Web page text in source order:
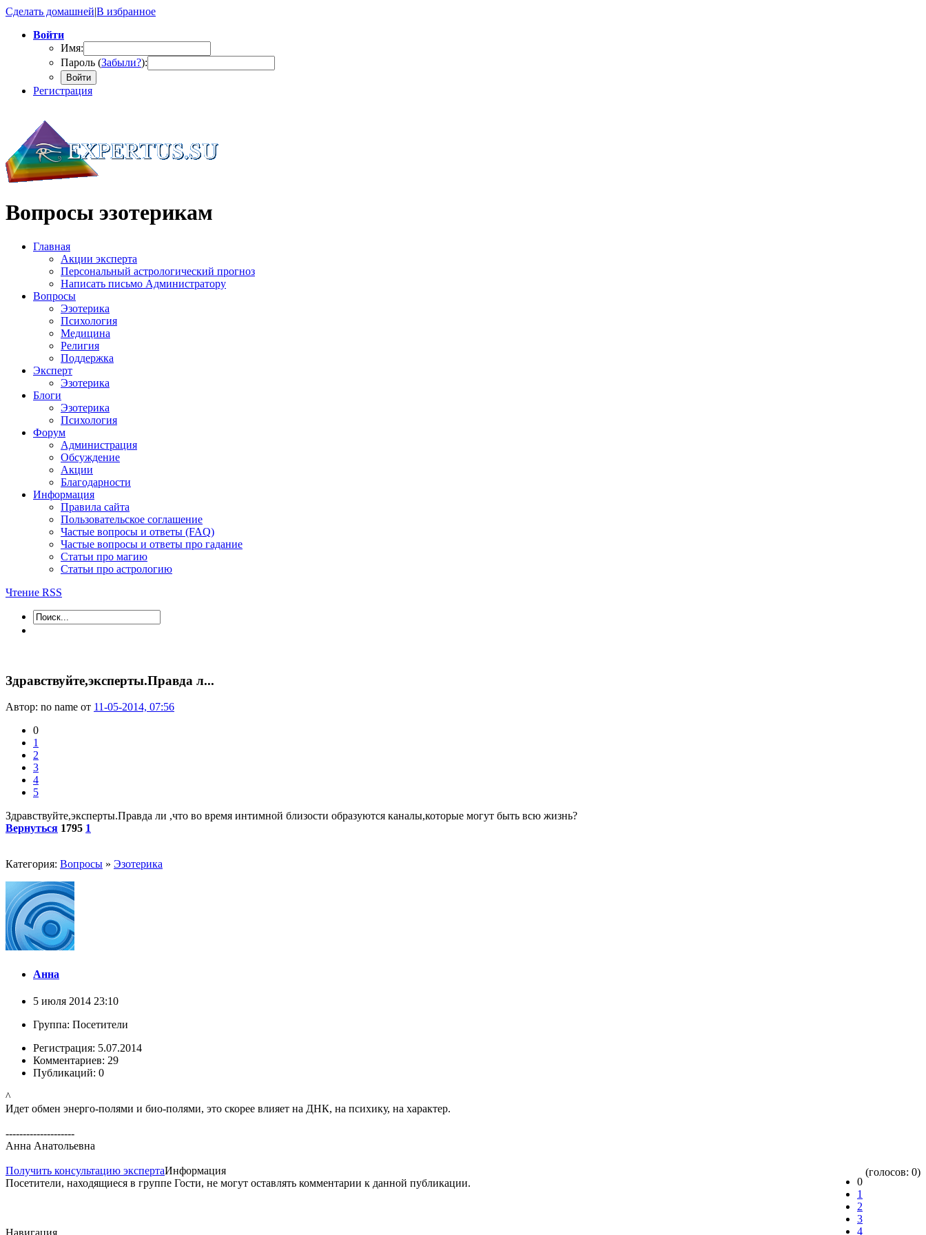
Сделать домашней|В избранное
Войти
Имя:
Пароль (Забыли?):
Войти
Регистрация
Вопросы эзотерикам
Главная
Акции эксперта
Персональный астрологический прогноз
Написать письмо Администратору
Вопросы
Эзотерика
Психология
Медицина
Религия
Поддержка
Эксперт
Эзотерика
Блоги
Эзотерика
Психология
Форум
Администрация
Обсуждение
Акции
Благодарности
Информация
Правила сайта
Пользовательское соглашение
Частые вопросы и ответы (FAQ)
Частые вопросы и ответы про гадание
Статьи про магию
Статьи про астрологию
Чтение RSS
Здравствуйте,эксперты.Правда л...
Автор: no name от 11-05-2014, 07:56
0
1
2
3
4
5
Здравствуйте,эксперты.Правда ли ,что во время интимной близости образуются каналы,которые могут быть всю жизнь?
Вернуться 1795 1
Категория: Вопросы » Эзотерика
Анна
5 июля 2014 23:10
Группа: Посетители
Регистрация: 5.07.2014
Комментариев: 29
Публикаций: 0
^
Идет обмен энерго-полями и био-полями, это скорее влияет на ДНК, на психику, на характер.
--------------------
Анна Анатольевна
Получить консультацию эксперта
0
1
2
3
4
(голосов: 0)
Информация
Посетители, находящиеся в группе Гости, не могут оставлять комментарии к данной публикации.
Навигация